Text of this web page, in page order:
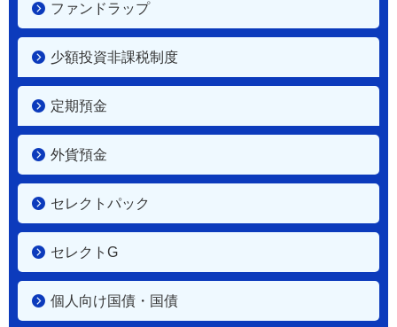
ファンドラップ
少額投資非課税制度
定期預金
外貨預金
セレクトパック
セレクトG
個人向け国債・国債